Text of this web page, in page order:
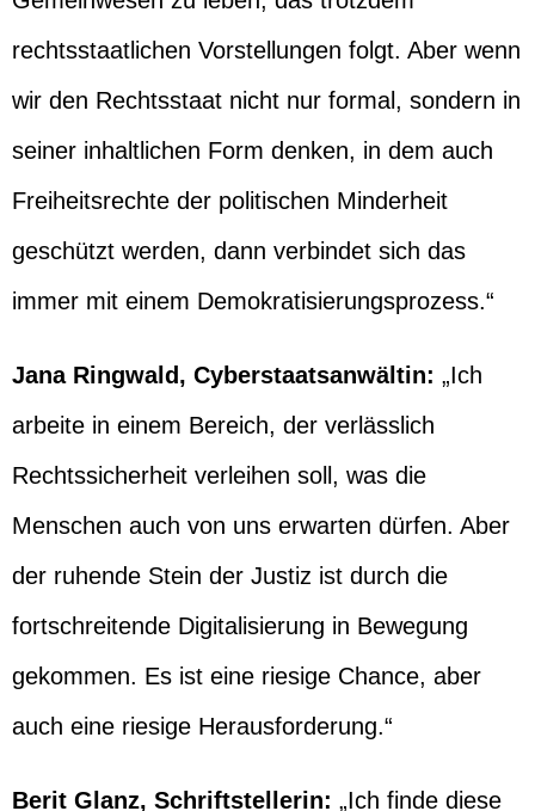
rechtsstaatlichen Vorstellungen folgt. Aber wenn
wir den Rechtsstaat nicht nur formal, sondern in
seiner inhaltlichen Form denken, in dem auch
Freiheitsrechte der politischen Minderheit
geschützt werden, dann verbindet sich das
immer mit einem Demokratisierungsprozess.“
Jana Ringwald, Cyberstaatsanwältin: „Ich
arbeite in einem Bereich, der verlässlich
Rechtssicherheit verleihen soll, was die
Menschen auch von uns erwarten dürfen. Aber
der ruhende Stein der Justiz ist durch die
fortschreitende Digitalisierung in Bewegung
gekommen. Es ist eine riesige Chance, aber
auch eine riesige Herausforderung.“
Berit Glanz, Schriftstellerin: „Ich finde diese